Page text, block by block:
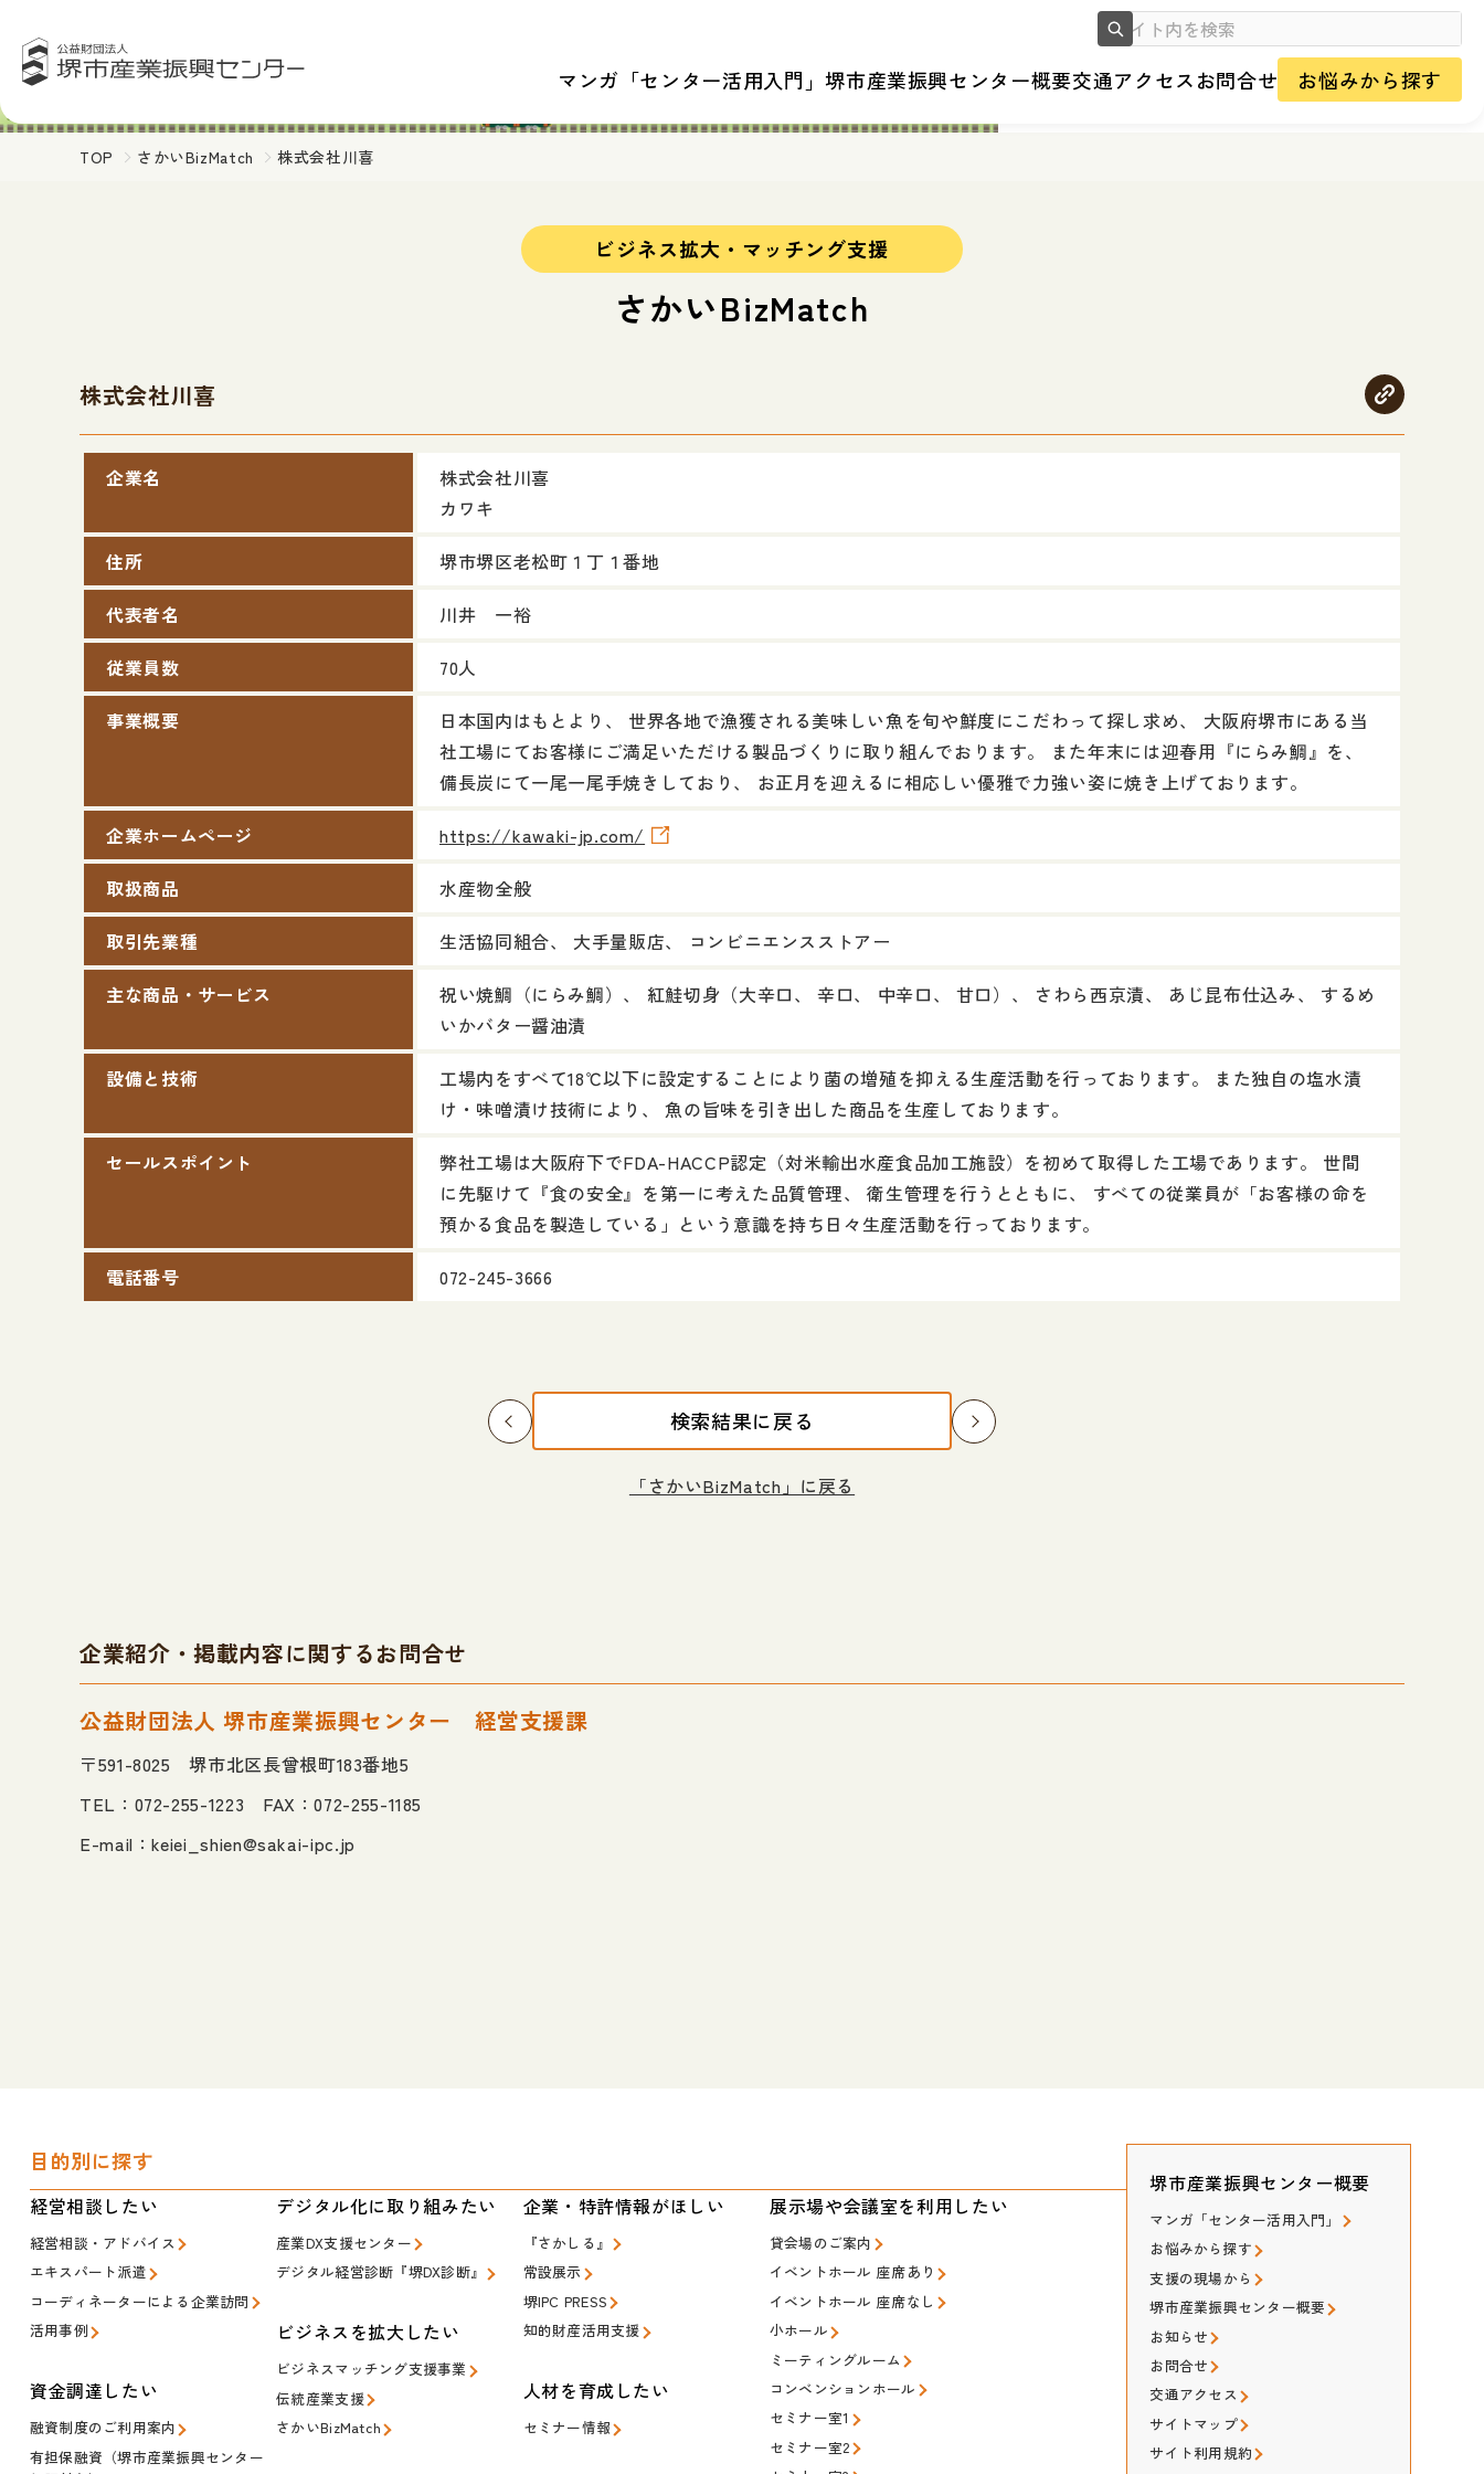
マンガ「センター活用入門」 堺市産業振興センター概要交通アクセスお問合せ お悩みから探す
TOP さかいBizMatch 株式会社川喜
ビジネス拡大・マッチング支援
さかいBizMatch
株式会社川喜
企業名
株式会社川喜
カワキ
住所
堺市堺区老松町１丁１番地
代表者名
川井 一裕
従業員数
70人
事業概要
日本国内はもとより、 世界各地で漁獲される美味しい魚を旬や鮮度にこだわって探し求め、 大阪府堺市にある当
社工場にてお客様にご満足いただける製品づくりに取り組んでおります。 また年末には迎春用『にらみ鯛』を、
備長炭にて一尾一尾手焼きしており、 お正月を迎えるに相応しい優雅で力強い姿に焼き上げております。
企業ホームページ
https://kawaki-jp.com/
取扱商品
水産物全般
取引先業種
生活協同組合、 大手量販店、 コンビニエンスストアー
主な商品・サービス
祝い焼鯛（にらみ鯛）、 紅鮭切身（大辛口、 辛口、 中辛口、 甘口）、 さわら西京漬、 あじ昆布仕込み、 するめ
いかバター醤油漬
設備と技術
工場内をすべて18℃以下に設定することにより菌の増殖を抑える生産活動を行っております。 また独自の塩水漬
け・味噌漬け技術により、 魚の旨味を引き出した商品を生産しております。
セールスポイント
弊社工場は大阪府下でFDA-HACCP認定（対米輸出水産食品加工施設）を初めて取得した工場であります。 世間
に先駆けて『食の安全』を第一に考えた品質管理、 衛生管理を行うとともに、 すべての従業員が「お客様の命を
預かる食品を製造している」という意識を持ち日々生産活動を行っております。
電話番号
072-245-3666
検索結果に戻る
「さかいBizMatch」に戻る
企業紹介・掲載内容に関するお問合せ
公益財団法人 堺市産業振興センター 経営支援課
〒591-8025 堺市北区長曾根町183番地5
TEL：072-255-1223 FAX：072-255-1185
E-mail：keiei_shien@sakai-ipc.jp
目的別に探す
経営相談したい
経営相談・アドバイス
エキスパート派遣
コーディネーターによる企業訪問
活用事例
資金調達したい
融資制度のご利用案内
有担保融資（堺市産業振興センター
デジタル化に取り組みたい
産業DX支援センター
デジタル経営診断『堺DX診断』
ビジネスを拡大したい
ビジネスマッチング支援事業
伝統産業支援
さかいBizMatch
企業・特許情報がほしい
『さかしる』
常設展示
堺IPC PRESS
知的財産活用支援
人材を育成したい
セミナー情報
展示場や会議室を利用したい
貸会場のご案内
イベントホール 座席あり
イベントホール 座席なし
小ホール
ミーティングルーム
コンベンションホール
セミナー室1
セミナー室2
堺市産業振興センター概要
マンガ「センター活用入門」
お悩みから探す
支援の現場から
堺市産業振興センター概要
お知らせ
お問合せ
交通アクセス
サイトマップ
サイト利用規約